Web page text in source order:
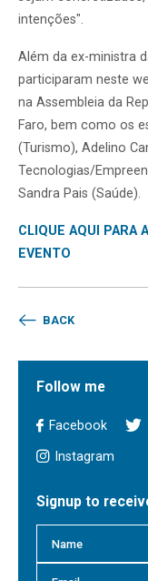
intenções".
Além da ex-ministra
participaram neste
na Assembleia da
Faro, bem como os
(Turismo), Adelino
Tecnologias/
Sandra Pais (Saúde).
CLIQUE AQUI PARA
EVENTO
BACK
Follow me
Facebook
Instagram
Signup to